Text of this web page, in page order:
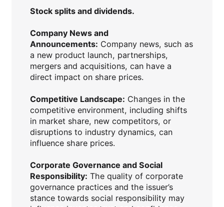
Stock splits and dividends.
Company News and
Announcements: Company news, such as
a new product launch, partnerships,
mergers and acquisitions, can have a
direct impact on share prices.
Competitive Landscape: Changes in the
competitive environment, including shifts
in market share, new competitors, or
disruptions to industry dynamics, can
influence share prices.
Corporate Governance and Social
Responsibility: The quality of corporate
governance practices and the issuer’s
stance towards social responsibility may